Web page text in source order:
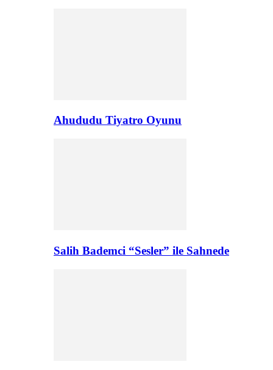
Ahududu Tiyatro Oyunu
Salih Bademci “Sesler” ile Sahnede